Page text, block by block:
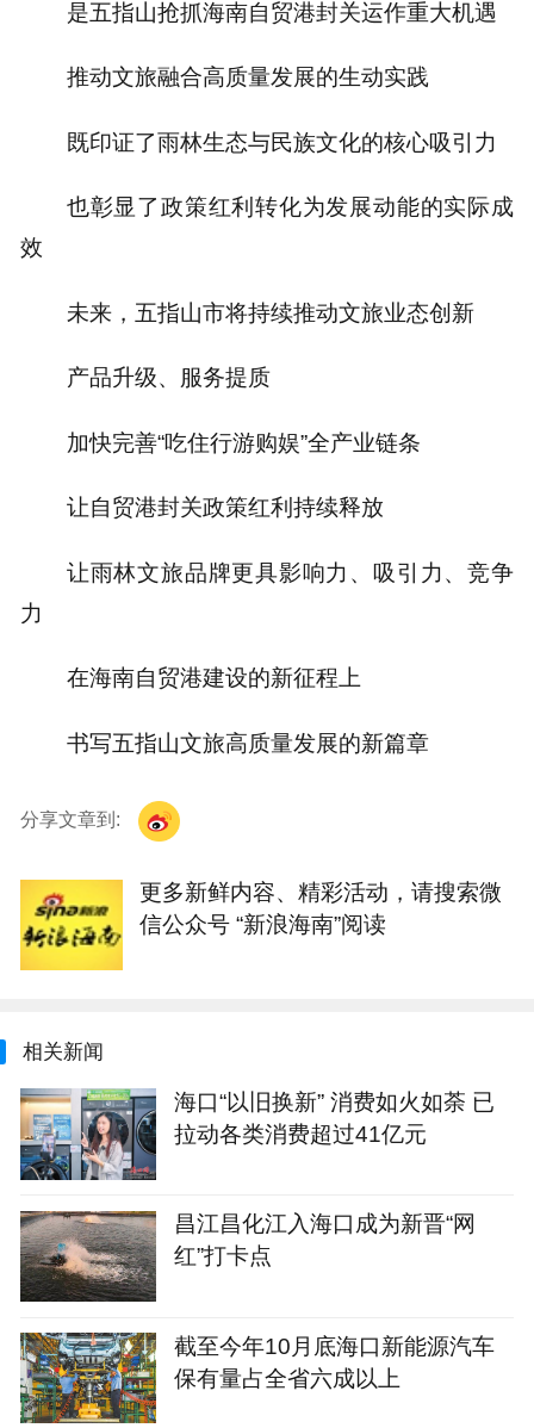
是五指山抢抓海南自贸港封关运作重大机遇
推动文旅融合高质量发展的生动实践
既印证了雨林生态与民族文化的核心吸引力
也彰显了政策红利转化为发展动能的实际成
效
未来，五指山市将持续推动文旅业态创新
产品升级、服务提质
加快完善“吃住行游购娱”全产业链条
让自贸港封关政策红利持续释放
让雨林文旅品牌更具影响力、吸引力、竞争
力
在海南自贸港建设的新征程上
书写五指山文旅高质量发展的新篇章
分享文章到:
更多新鲜内容、精彩活动，请搜索微
信公众号 “新浪海南”阅读
相关新闻
海口“以旧换新” 消费如火如荼 已
拉动各类消费超过41亿元
昌江昌化江入海口成为新晋“网
红”打卡点
截至今年10月底海口新能源汽车
保有量占全省六成以上